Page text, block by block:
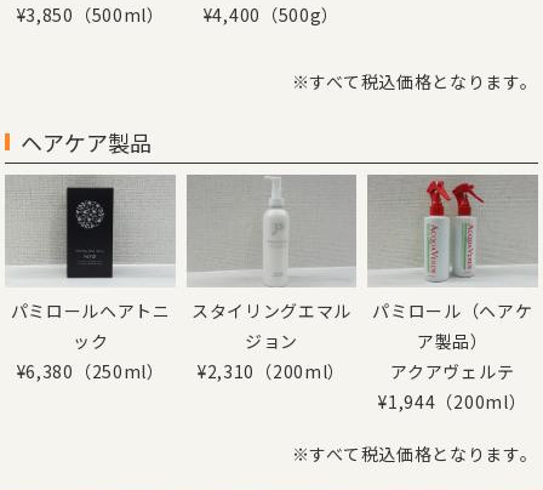
¥3,850（500ml）
¥4,400（500g）
※すべて税込価格となります。
ヘアケア製品
パミロールヘアトニ
ック
¥6,380（250ml）
スタイリングエマル
ジョン
¥2,310（200ml）
パミロール（ヘアケ
ア製品）
アクアヴェルテ
¥1,944（200ml）
※すべて税込価格となります。